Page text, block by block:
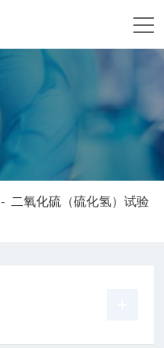
- 二氧化硫（硫化氢）试验